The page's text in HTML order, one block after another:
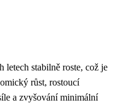
letech stabilně roste, což je
růst, rostoucí
a zvyšování minimální